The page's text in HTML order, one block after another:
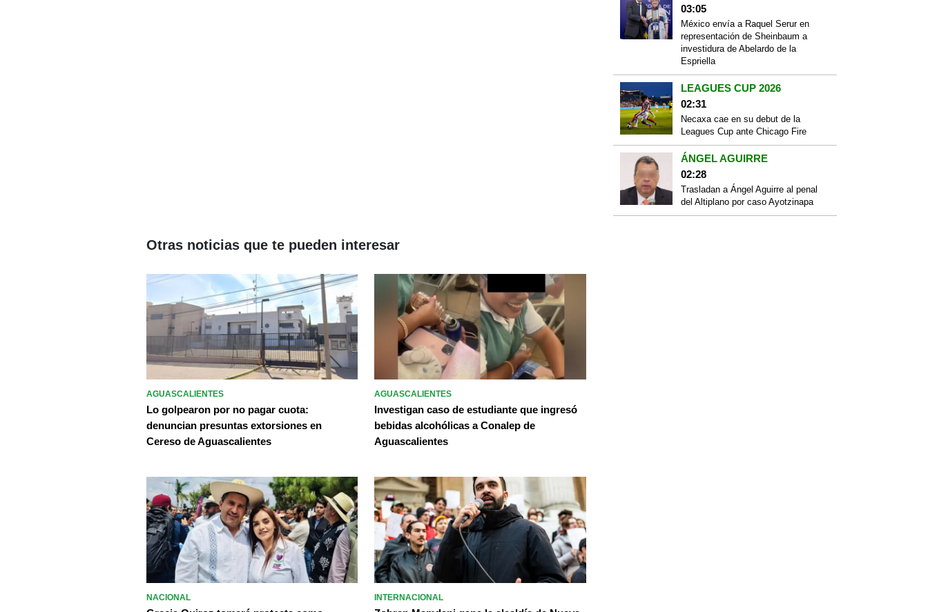
03:05
México envía a Raquel Serur en
representación de Sheinbaum a
investidura de Abelardo de la
Espriella
LEAGUES CUP 2026
02:31
Necaxa cae en su debut de la
Leagues Cup ante Chicago Fire
ÁNGEL AGUIRRE
02:28
Trasladan a Ángel Aguirre al penal
del Altiplano por caso Ayotzinapa
Otras noticias que te pueden interesar
AGUASCALIENTES
Lo golpearon por no pagar cuota:
denuncian presuntas extorsiones en
Cereso de Aguascalientes
AGUASCALIENTES
Investigan caso de estudiante que ingresó
bebidas alcohólicas a Conalep de
Aguascalientes
NACIONAL INTERNACIONAL